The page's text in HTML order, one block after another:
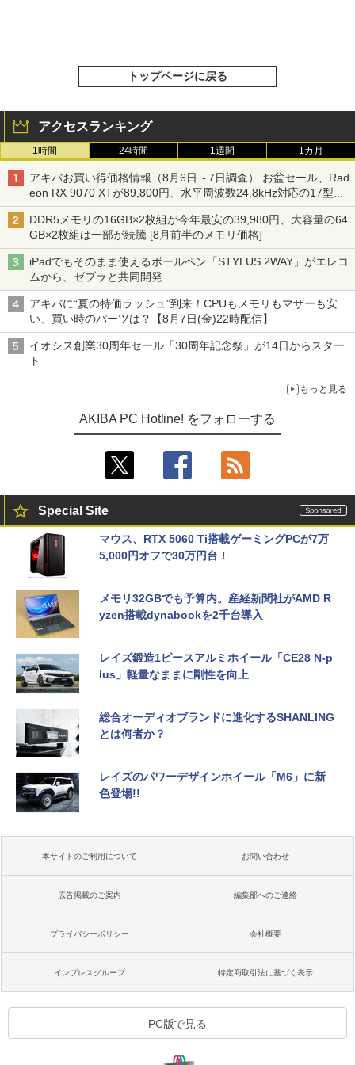
トップページに戻る
アクセスランキング
1時間 24時間 1週間 1カ月
アキバお買い得価格情報（8月6日～7日調査） お盆セール、Rad
eon RX 9070 XTが89,800円、水平周波数24.8kHz対応の17型モ
ニターが9,801円、暑さ指数連動セール ほか
DDR5メモリの16GB×2枚組が今年最安の39,980円、大容量の64
GB×2枚組は一部が続騰 [8月前半のメモリ価格]
iPadでもそのまま使えるボールペン「STYLUS 2WAY」がエレコ
ムから、ゼブラと共同開発
アキバに“夏の特価ラッシュ”到来！CPUもメモリもマザーも安
い、買い時のパーツは？【8月7日(金)22時配信】
イオシス創業30周年セール「30周年記念祭」が14日からスター
ト
もっと見る
AKIBA PC Hotline! をフォローする
Special Site
マウス、RTX 5060 Ti搭載ゲーミングPCが7万
5,000円オフで30万円台！
メモリ32GBでも予算内。産経新聞社がAMD R
yzen搭載dynabookを2千台導入
レイズ鍛造1ピースアルミホイール「CE28 N-p
lus」軽量なままに剛性を向上
総合オーディオブランドに進化するSHANLING
とは何者か？
レイズのパワーデザインホイール「M6」に新
色登場!!
本サイトのご利用について お問い合わせ
広告掲載のご案内 編集部へのご連絡
プライバシーポリシー 会社概要
インプレスグループ 特定商取引法に基づく表示
PC版で見る